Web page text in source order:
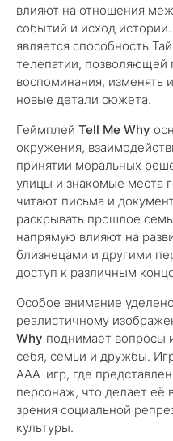
влияют на отношения
событий и исход
является способность
телепатии, позволяющей
воспоминания, изменять
новые детали сюжета.
Геймплей Tell Me Why
окружения,
принятии моральных
улицы и знакомые места
читают письма и
раскрывать прошлое
напрямую влияют на
близнецами и другими
доступ к различным
Особое внимание
реалистичному
Why поднимает вопросы
себя, семьи и дружбы.
AAA-игр, где
персонаж, что делает
зрения социальной
культуры.